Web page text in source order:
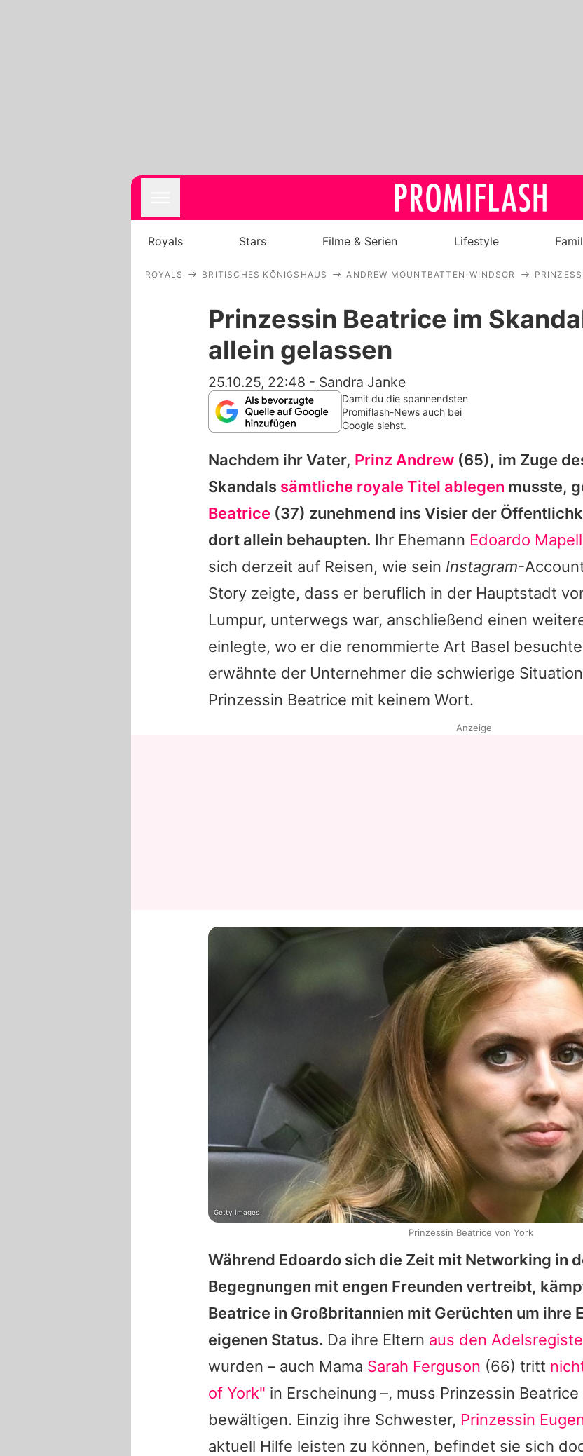
Royals
Stars
Familie & Liebe
Alle Themen auf Promiflash
App runterladen
Team
Redaktionelle Richtlinien
Impressum
Datenschutzerklärung
Nutzungsbedingungen
Royals Stars Filme & Serien Lifestyle
ROYALS BRITISCHES KÖNIGSHAUS ANDREW MOUNTBATTEN-WINDSOR
Prinzessin Beatrice im
allein gelassen
25.10.25, 22:48 - Sandra Janke
Damit du die spannendsten
Promiflash-News auch bei
Google siehst.
Nachdem ihr Vater, Prinz Andrew (65), im Zuge
Skandals sämtliche royale Titel ablegen musste,
Beatrice (37) zunehmend ins Visier der
dort allein behaupten. Ihr Ehemann Edoardo
sich derzeit auf Reisen, wie sein Instagram-
Story zeigte, dass er beruflich in der Hauptstadt
Lumpur, unterwegs war, anschließend einen
einlegte, wo er die renommierte Art Basel
erwähnte der Unternehmer die schwierige
Prinzessin Beatrice mit keinem Wort.
Während Edoardo sich die Zeit mit Networking in
Begegnungen mit engen Freunden vertreibt,
Beatrice in Großbritannien mit Gerüchten um ihre
eigenen Status. Da ihre Eltern aus den
wurden – auch Mama Sarah Ferguson (66) tritt
of York" in Erscheinung –, muss Prinzessin Beatrice
bewältigen. Einzig ihre Schwester, Prinzessin
aktuell Hilfe leisten zu können, befindet sie sich
Anzeige
Getty Images
Prinzessin Beatrice von York